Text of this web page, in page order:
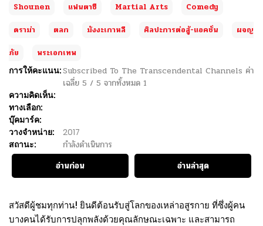
Shounen
แฟนตาซี Martial Arts
Comedy
ดราม่า
ตลก มังงะเกาหลี ศิลปะการต่อสู้-แอคชั่น
ผจญ
ภัย
พระเอกเทพ
การให้คะแนน:Subscribed To The Transcendental Channels ค่า
เฉลี่ย 5 / 5 จากทั้งหมด 1
ความคิดเห็น:
ทางเลือก:
บุ๊คมาร์ค:
วางจำหน่าย:
2017
สถานะ:
กำลังดำเนินการ
อ่านก่อน
อ่านล่าสุด
สวัสดีผู้ชมทุกท่าน! ยินดีต้อนรับสู่โลกของเหล่าอสูรกาย ที่ซึ่งผู้คน
บางคนได้รับการปลุกพลังด้วยคุณลักษณะเฉพาะ และสามารถ